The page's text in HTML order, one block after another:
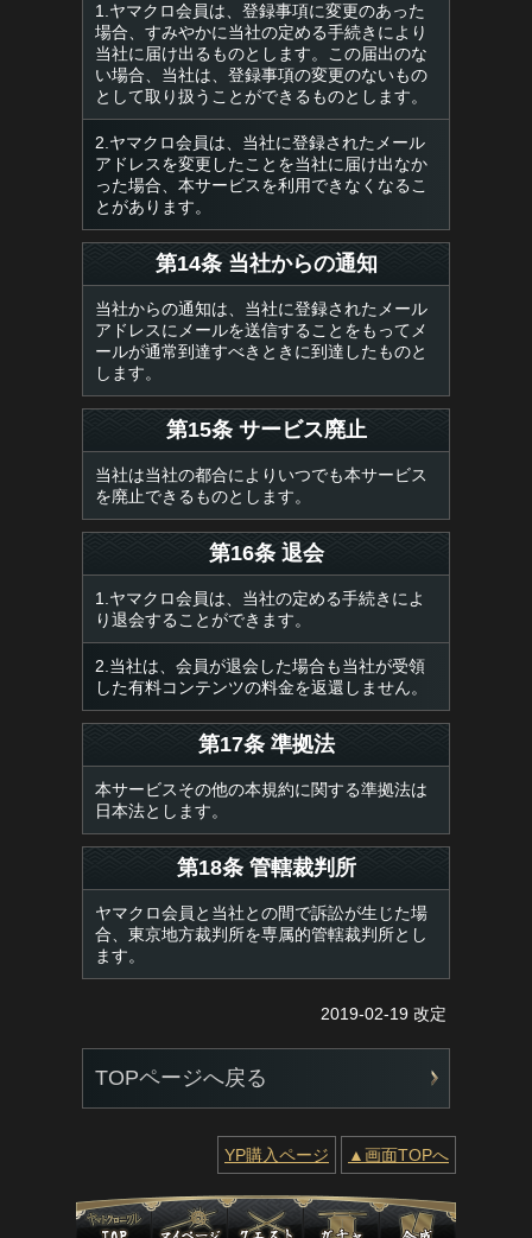
1.ヤマクロ会員は、登録事項に変更のあった
場合、すみやかに当社の定める手続きにより
当社に届け出るものとします。この届出のな
い場合、当社は、登録事項の変更のないもの
として取り扱うことができるものとします。
2.ヤマクロ会員は、当社に登録されたメール
アドレスを変更したことを当社に届け出なか
った場合、本サービスを利用できなくなるこ
とがあります。
第14条 当社からの通知
当社からの通知は、当社に登録されたメール
アドレスにメールを送信することをもってメ
ールが通常到達すべきときに到達したものと
します。
第15条 サービス廃止
当社は当社の都合によりいつでも本サービス
を廃止できるものとします。
第16条 退会
1.ヤマクロ会員は、当社の定める手続きによ
り退会することができます。
2.当社は、会員が退会した場合も当社が受領
した有料コンテンツの料金を返還しません。
第17条 準拠法
本サービスその他の本規約に関する準拠法は
日本法とします。
第18条 管轄裁判所
ヤマクロ会員と当社との間で訴訟が生じた場
合、東京地方裁判所を専属的管轄裁判所とし
ます。
2019-02-19 改定
TOPページへ戻る
YP購入ページ ▲画面TOPへ